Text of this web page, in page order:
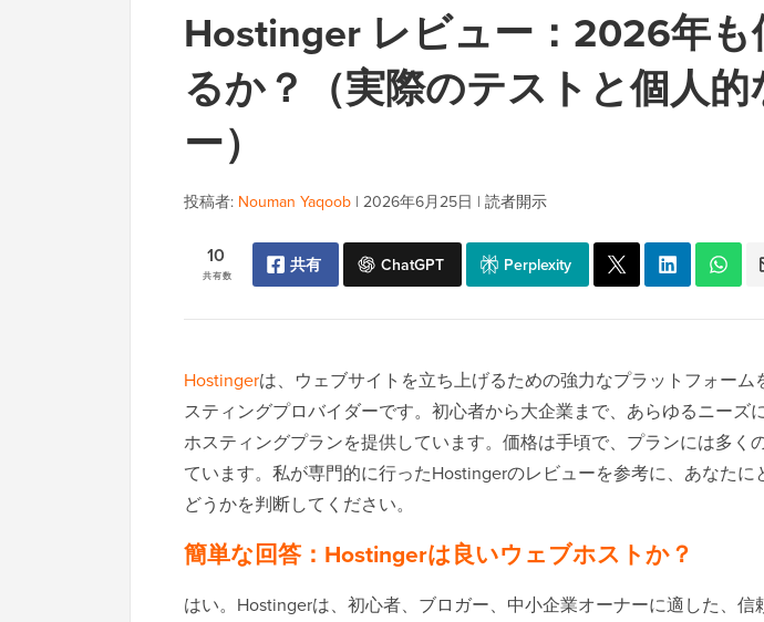
Hostinger レビュー：2026年も
るか？（実際のテストと個人的
ー）
投稿者: Nouman Yaqoob | 2026年6月25日 | 読者開示
共有数
10 共有 ChatGPT Perplexity
Hostingerは、ウェブサイトを立ち上げるための強力なプラットフォーム
スティングプロバイダーです。初心者から大企業まで、あらゆるニーズ
ホスティングプランを提供しています。価格は手頃で、プランには多く
ています。私が専門的に行ったHostingerのレビューを参考に、あなたに
どうかを判断してください。
簡単な回答：Hostingerは良いウェブホストか？
はい。Hostingerは、初心者、ブロガー、中小企業オーナーに適した、信